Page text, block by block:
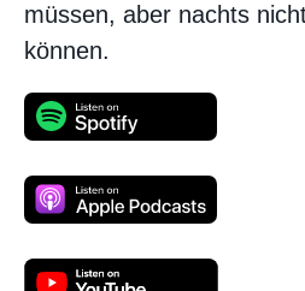
müssen, aber nachts
können.